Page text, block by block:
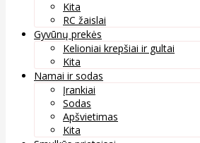
Kita
RC žaislai
Gyvūnų prekės
Kelioniai krepšiai ir gultai
Kita
Namai ir sodas
Įrankiai
Sodas
Apšvietimas
Kita